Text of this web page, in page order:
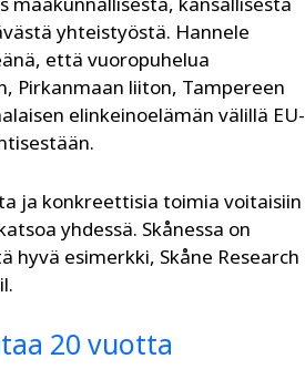
yhteistyöstä. Hannele
että vuoropuhelua
Pirkanmaan liiton, Tampereen
elinkeinoelämän välillä EU-
ja konkreettisia toimia voitaisiin
yhdessä. Skånessa on
hyvä esimerkki, Skåne Research
20 vuotta